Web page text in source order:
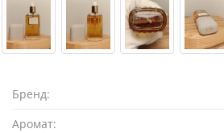
Бренд:
Аромат: